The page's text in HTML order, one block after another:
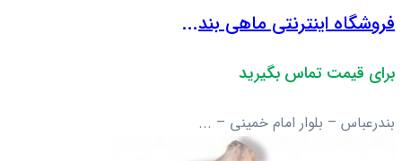
فروشگاه اینترنتی ماهی بند...
برای قیمت تماس بگیرید
بندرعباس – بلوار امام خمینی – ...